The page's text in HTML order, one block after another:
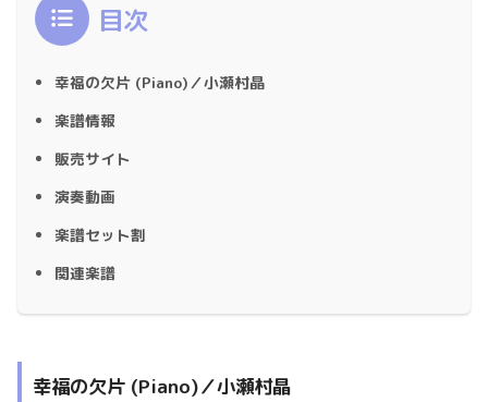
目次
幸福の欠片 (Piano)／小瀬村晶
楽譜情報
販売サイト
演奏動画
楽譜セット割
関連楽譜
幸福の欠片 (Piano)／小瀬村晶